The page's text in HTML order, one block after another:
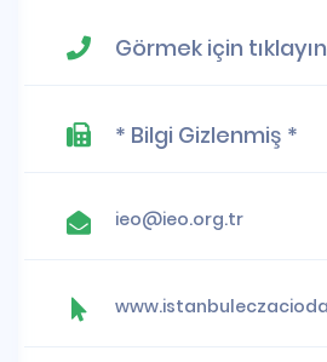
Görmek için tıklayın
* Bilgi Gizlenmiş *
ieo@ieo.org.tr